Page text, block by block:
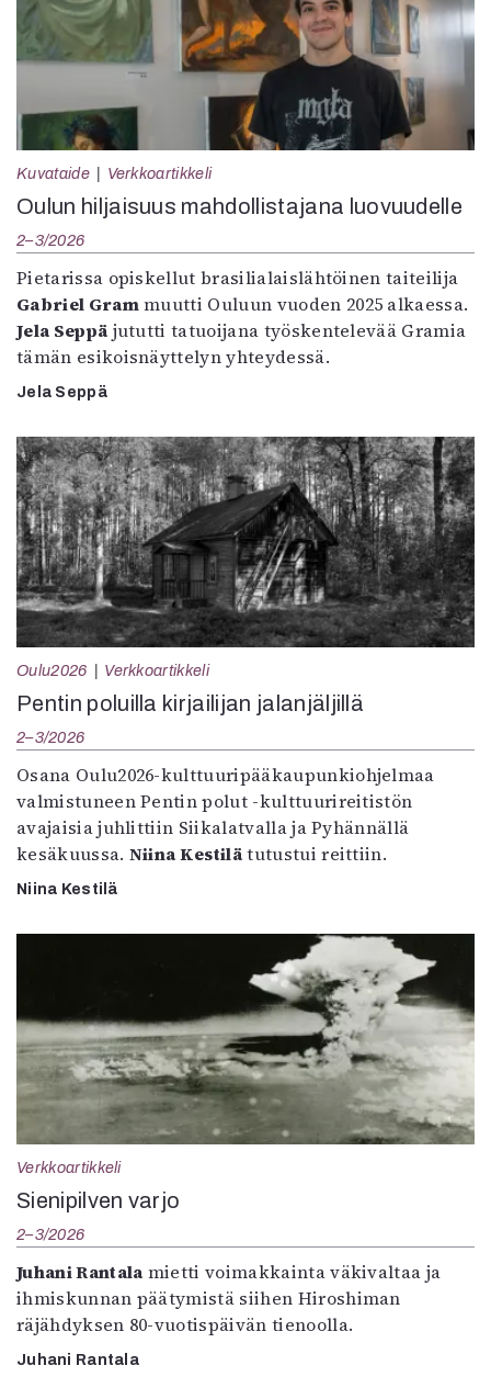
Kuvataide Verkkoartikkeli
Oulun hiljaisuus mahdollistajana luovuudelle
2–3/2026
Pietarissa opiskellut brasilialaislähtöinen taiteilija
Gabriel Grammuutti Ouluun vuoden 2025 alkaessa.
Jela Seppä jututti tatuoijana työskentelevää Gramia
tämän esikoisnäyttelyn yhteydessä.
Jela Seppä
Oulu2026 Verkkoartikkeli
Pentin poluilla kirjailijan jalanjäljillä
2–3/2026
Osana Oulu2026-kulttuuripääkaupunkiohjelmaa
valmistuneen Pentin polut -kulttuurireitistön
avajaisia juhlittiin Siikalatvalla ja Pyhännällä
kesäkuussa. Niina Kestilätutustui reittiin.
Niina Kestilä
Verkkoartikkeli
Sienipilven varjo
2–3/2026
Juhani Rantala mietti voimakkainta väkivaltaa ja
ihmiskunnan päätymistä siihen Hiroshiman
räjähdyksen 80-vuotispäivän tienoolla.
Juhani Rantala